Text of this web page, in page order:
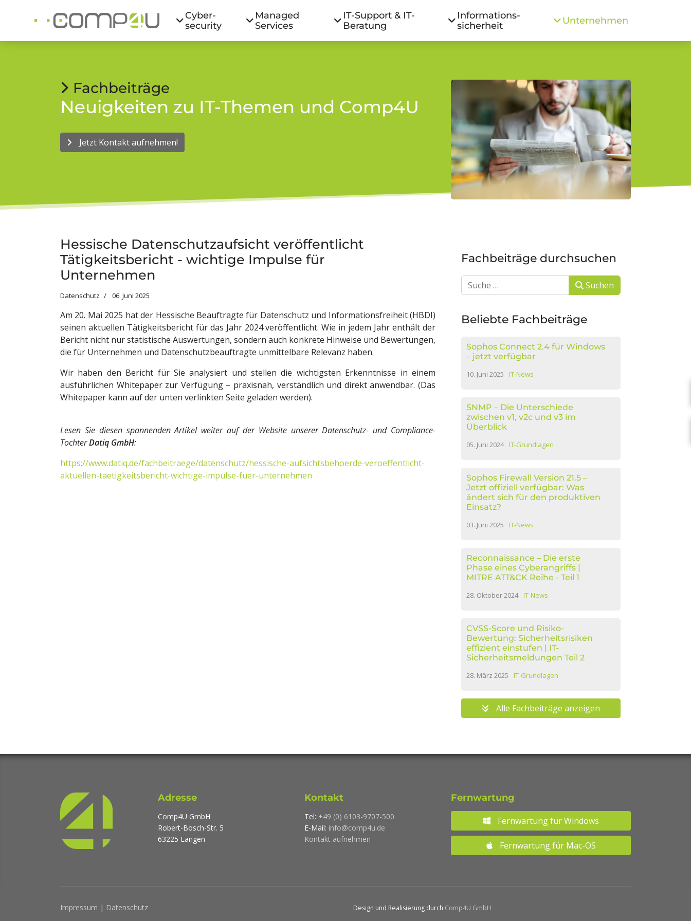
Cyber­
security
Managed
Services
IT-Support & IT-
Beratung
Informations­
sicherheit
Unternehmen
Fachbeiträge
Neuigkeiten zu IT-Themen und Comp4U
Jetzt Kontakt aufnehmen!
Hessische Datenschutzaufsicht veröffentlicht
Tätigkeitsbericht - wichtige Impulse für
Unternehmen
Datenschutz 06. Juni 2025
Am 20. Mai 2025 hat der Hessische Beauftragte für Datenschutz und Informationsfreiheit (HBDI)
seinen aktuellen Tätigkeitsbericht für das Jahr 2024 veröffentlicht. Wie in jedem Jahr enthält der
Bericht nicht nur statistische Auswertungen, sondern auch konkrete Hinweise und Bewertungen,
die für Unternehmen und Datenschutzbeauftragte unmittelbare Relevanz haben.
Wir haben den Bericht für Sie analysiert und stellen die wichtigsten Erkenntnisse in einem
ausführlichen Whitepaper zur Verfügung – praxisnah, verständlich und direkt anwendbar. (Das
Whitepaper kann auf der unten verlinkten Seite geladen werden).
Lesen Sie diesen spannenden Artikel weiter auf der Website unserer Datenschutz- und Compliance-
TochterDatiq GmbH:
https://www.datiq.de/fachbeitraege/datenschutz/hessische-aufsichtsbehoerde-veroeffentlicht-
aktuellen-taetigkeitsbericht-wichtige-impulse-fuer-unternehmen
Fachbeiträge durchsuchen
Suchen Suchen
Beliebte Fachbeiträge
Sophos Connect 2.4 für Windows
– jetzt verfügbar
10. Juni 2025 IT-News
SNMP – Die Unterschiede
zwischen v1, v2c und v3 im
Überblick
05. Juni 2024 IT-Grundlagen
Sophos Firewall Version 21.5 –
Jetzt offiziell verfügbar: Was
ändert sich für den produktiven
Einsatz?
03. Juni 2025 IT-News
Reconnaissance – Die erste
Phase eines Cyberangriffs |
MITRE ATT&CK Reihe - Teil 1
28. Oktober 2024 IT-News
CVSS-Score und Risiko-
Bewertung: Sicherheitsrisiken
effizient einstufen | IT-
Sicherheitsmeldungen Teil 2
28. März 2025 IT-Grundlagen
Alle Fachbeiträge anzeigen
Adresse
Comp4U GmbH
Robert-Bosch-Str. 5
63225 Langen
Kontakt
Tel: +49 (0) 6103-9707-500
E-Mail: info@comp4u.de
Kontakt aufnehmen
Fernwartung
Fernwartung für Windows
Fernwartung für Mac-OS
Impressum | Datenschutz Design und Realisierung durch Comp4U GmbH